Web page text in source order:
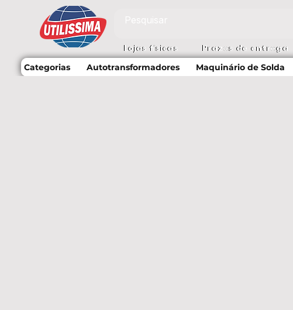
Lojas físicas Prazos de entrega
Categorias Autotransformadores Maquinário de Solda